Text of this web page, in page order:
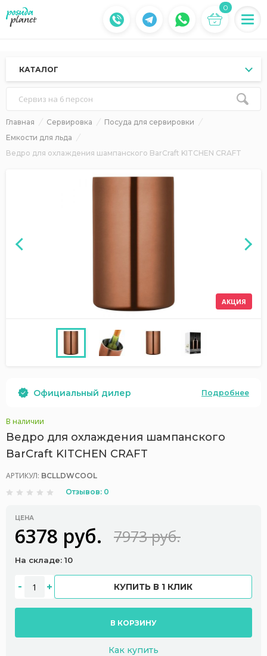
0
КАТАЛОГ
Сервиз на 6 персон
Главная Сервировка
Посуда для сервировки
Емкости для льда
Ведро для охлаждения шампанского BarCraft KITCHEN CRAFT
АКЦИЯ
Официальный дилер Подробнее
В наличии
Ведро для охлаждения шампанского
BarCraft KITCHEN CRAFT
АРТИКУЛ: BCLLDWCOOL
Отзывов: 0
ЦЕНА
6378 руб. 7973 руб.
На складе: 10
КУПИТЬ В 1 КЛИК
В КОРЗИНУ
Как купить